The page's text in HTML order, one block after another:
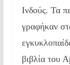
Ινδούς. Τα
γραφήκαν
βιβλία του